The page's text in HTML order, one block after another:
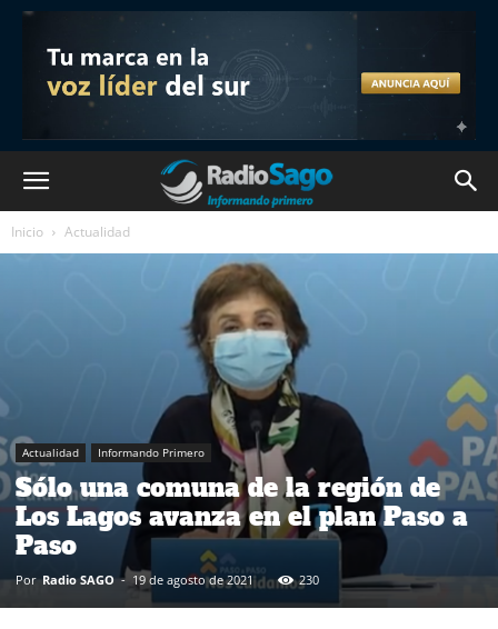
Inicio Actualidad
Actualidad Informando Primero
Sólo una comuna de la región de
Los Lagos avanza en el plan Paso a
Paso
Por Radio SAGO - 19 de agosto de 2021 230